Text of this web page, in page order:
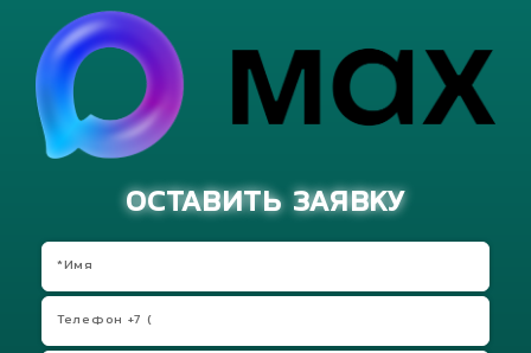
ОСТАВИТЬ ЗАЯВКУ